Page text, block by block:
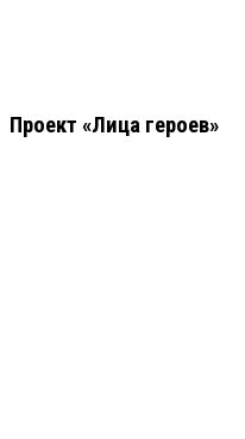
Проект «Лица героев»